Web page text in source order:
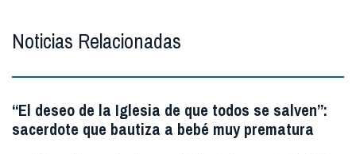
Noticias Relacionadas
“El deseo de la Iglesia de que todos se salven”:
sacerdote que bautiza a bebé muy prematura